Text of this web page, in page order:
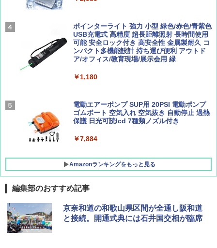
AIRLINE（エアライン）2026年9月号【特
集】ボーイング110周年を祝して！
￥1,760
新しい日本地理 地図・統計・移動から読み
解く (講談社現代新書)
￥1,540
ーティング フルクローズ メッシュ 3-4人用
簡単設置 ポップアップテント エクルベージ
ュ(BC仕様) PATC-150B(EB)
￥9,990
イド ブラックコーティング フルクローズ メ
ッシュ 4人用 簡単設置 ポップアップテント P
ATCW-150B エクルベージュ
￥-
ポインターライト 強力 小型 緑色/赤色/青紫色
USB充電式 高精度 超長距離照射 長時間使用
可能 安全ロック付き 高安全性 金属製耐久 コ
ンパクト多機能設計 持ち運び便利 アウトド
ア/オフィス/教育現場/展示会用 緑
￥1,180
電動エアーポンプ SUP用 20PSI 電動ポンプ
ゴムボート 空気入れ 空気抜き 自動停止 過熱
保護 日光可読lcd 7種類ノズル付き
￥7,884
Amazonランキングをもっと見る
編集部のおすすめ記事
京奈和道の和歌山県区間が全通し阪和道
と接続。開通式典には石井国交相が臨席